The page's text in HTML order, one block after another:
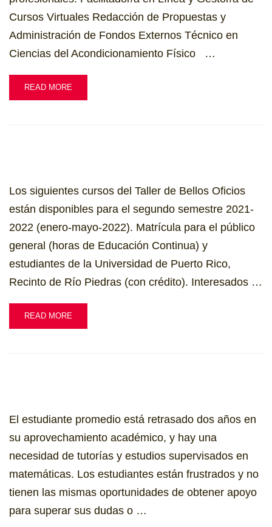
Cursos Virtuales Redacción de Propuestas y
Administración de Fondos Externos Técnico en
Ciencias del Acondicionamiento Físico …
READ MORE
Los siguientes cursos del Taller de Bellos Oficios
están disponibles para el segundo semestre 2021-
2022 (enero-mayo-2022). Matrícula para el público
general (horas de Educación Continua) y
estudiantes de la Universidad de Puerto Rico,
Recinto de Río Piedras (con crédito). Interesados …
READ MORE
El estudiante promedio está retrasado dos años en
su aprovechamiento académico, y hay una
necesidad de tutorías y estudios supervisados en
matemáticas. Los estudiantes están frustrados y no
tienen las mismas oportunidades de obtener apoyo
para superar sus dudas o …